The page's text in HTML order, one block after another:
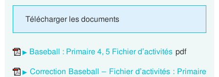
Télécharger les documents
Baseball : Primaire 4, 5 Fichier d’activités pdf
Correction Baseball – Fichier d’activités : Primaire